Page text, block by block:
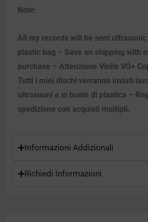
Note:
All my records will be sent
plastic bag – Save on shipping with
purchase – Attenzione Vinile VG+
Tutti i miei dischi verranno inviati
ultrasuoni e in buste di plastica –
spedizione con acquisti multipli.
Informazioni Addizionali
Richiedi Informazioni